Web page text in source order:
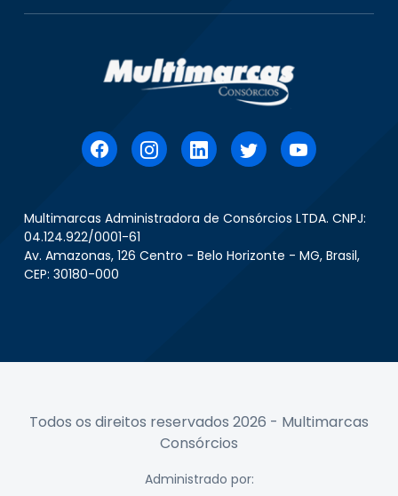
Multimarcas Administradora de Consórcios LTDA. CNPJ:
04.124.922/0001-61
Av. Amazonas, 126 Centro - Belo Horizonte - MG, Brasil,
CEP: 30180-000
Todos os direitos reservados 2026 - Multimarcas
Consórcios
Administrado por: